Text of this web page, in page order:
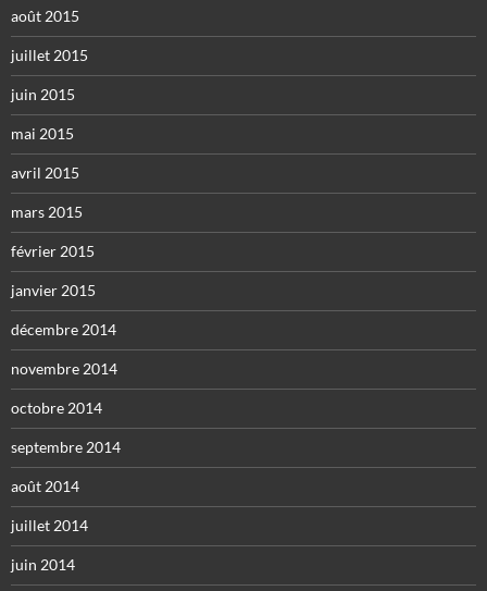
août 2015
juillet 2015
juin 2015
mai 2015
avril 2015
mars 2015
février 2015
janvier 2015
décembre 2014
novembre 2014
octobre 2014
septembre 2014
août 2014
juillet 2014
juin 2014